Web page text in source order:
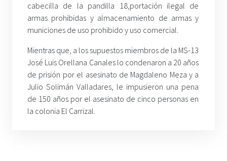
cabecilla de la pandilla 18,portación ilegal de
armas prohibidas y almacenamiento de armas y
municiones de uso prohibido y uso comercial.
Mientras que, a los supuestos miembros de la MS-13
José Luis Orellana Canales lo condenaron a 20 años
de prisión por el asesinato de Magdaleno Meza y a
Julio Solimán Valladares, le impusieron una pena
de 150 años por el asesinato de cinco personas en
la colonia El Carrizal.